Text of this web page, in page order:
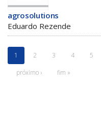
agrosolutions
Eduardo Rezende
1 2 3 4 5
próximo ›
fim »